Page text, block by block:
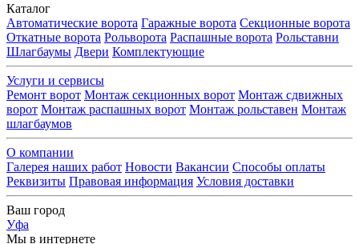
Каталог
Автоматические ворота Гаражные ворота Секционные ворота
Откатные ворота Рольворота Распашные ворота Рольставни
Шлагбаумы Двери Комплектующие
Услуги и сервисы
Ремонт ворот Монтаж секционных ворот Монтаж сдвижных
ворот Монтаж распашных ворот Монтаж рольставен Монтаж
шлагбаумов
О компании
Галерея наших работ Новости Вакансии Способы оплаты
Реквизиты Правовая информация Условия доставки
Ваш город
Уфа
Мы в интернете